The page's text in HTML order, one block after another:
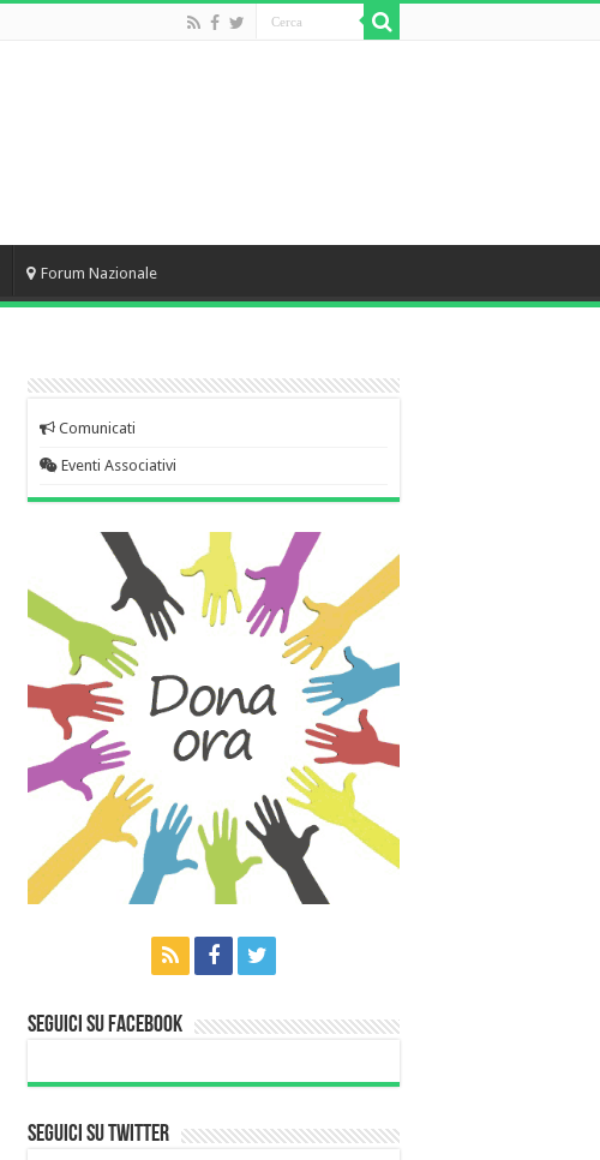
Forum Nazionale
Comunicati
Eventi Associativi
Seguici su Facebook
Seguici su Twitter